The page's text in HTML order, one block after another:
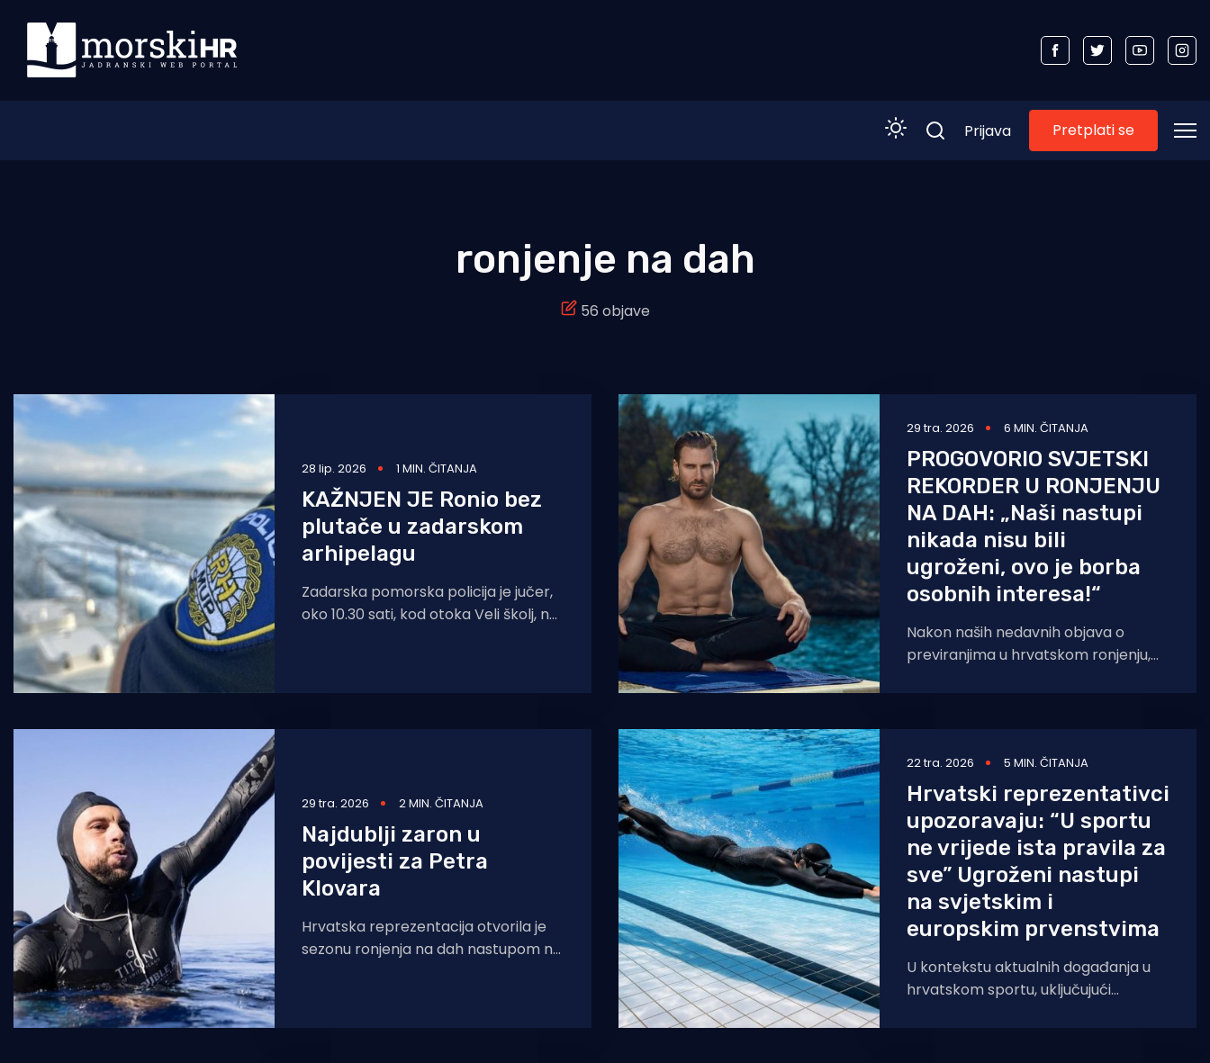
Turizam i nautika
Pomorstvo
Ribolov
Ekologija
Tradicija i kultura
Prijava Pretplati se
ronjenje na dah
56 objave
28 lip. 2026 1 MIN. ČITANJA
KAŽNJEN JE Ronio bez
plutače u zadarskom
arhipelagu
Zadarska pomorska policija je jučer,
oko 10.30 sati, kod otoka Veli školj, na
29 tra. 2026 6 MIN. ČITANJA
PROGOVORIO SVJETSKI
REKORDER U RONJENJU
NA DAH: „Naši nastupi
nikada nisu bili
ugroženi, ovo je borba
osobnih interesa!“
Nakon naših nedavnih objava o
previranjima u hrvatskom ronjenju,
Maričić, jedan od najistaknutijih
29 tra. 2026 2 MIN. ČITANJA
Najdublji zaron u
povijesti za Petra
Klovara
Hrvatska reprezentacija otvorila je
sezonu ronjenja na dah nastupom na
22 tra. 2026 5 MIN. ČITANJA
Hrvatski reprezentativci
upozoravaju: “U sportu
ne vrijede ista pravila za
sve” Ugroženi nastupi
na svjetskim i
europskim prvenstvima
U kontekstu aktualnih događanja u
hrvatskom sportu, uključujući
reakcije na pojedine slučajeve,